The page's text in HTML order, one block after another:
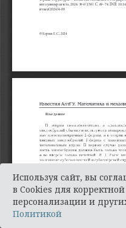
Используя сайт, вы
в Cookies для
персонализации и
Политикой